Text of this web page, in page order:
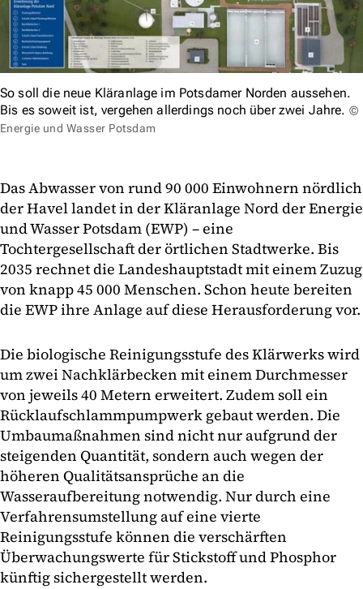
So soll die neue Kläranlage im Potsdamer Norden aussehen.
Bis es soweit ist, vergehen allerdings noch über zwei Jahre. ©
Energie und Wasser Potsdam
Das Abwasser von rund 90 000 Einwohnern nördlich
der Havel landet in der Kläranlage Nord der Energie
und Wasser Potsdam (EWP) – eine
Tochtergesellschaft der örtlichen Stadtwerke. Bis
2035 rechnet die Landeshauptstadt mit einem Zuzug
von knapp 45 000 Menschen. Schon heute bereiten
die EWP ihre Anlage auf diese Herausforderung vor.
Die biologische Reinigungsstufe des Klärwerks wird
um zwei Nachklärbecken mit einem Durchmesser
von jeweils 40 Metern erweitert. Zudem soll ein
Rücklaufschlammpumpwerk gebaut werden. Die
Umbaumaßnahmen sind nicht nur aufgrund der
steigenden Quantität, sondern auch wegen der
höheren Qualitätsansprüche an die
Wasseraufbereitung notwendig. Nur durch eine
Verfahrensumstellung auf eine vierte
Reinigungsstufe können die verschärften
Überwachungswerte für Stickstoff und Phosphor
künftig sichergestellt werden.